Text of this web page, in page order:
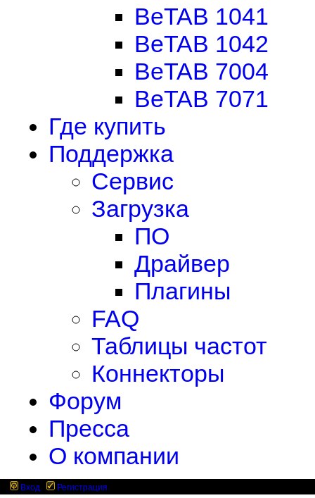
BeTAB 1041
BeTAB 1042
BeTAB 7004
BeTAB 7071
Где купить
Поддержка
Сервис
Загрузка
ПО
Драйвер
Плагины
FAQ
Таблицы частот
Коннекторы
Форум
Пресса
О компании
Вход Регистрация